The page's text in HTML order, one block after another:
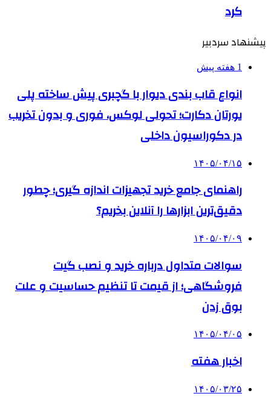
کرد
پیشنهاد سردبیر
1 هفته پیش
انواع قاب بندی دیوار با گچبری پیش ساخته پلی
یورتان دکارت؛ تحولی لوکس، فوری و بدون تخریب
در دکوراسیون داخلی
۱۴۰۵/۰۴/۱۵
راهنمای جامع خرید تجهیزات اندازه گیری؛ چطور
دقیق‌ترین ابزارها را آنلاین بخریم؟
۱۴۰۵/۰۴/۰۹
سوالات متداول درباره خرید و نصب گیت
فروشگاهی؛ از قیمت تا تنظیم حساسیت و علت
بوق زدن
۱۴۰۵/۰۴/۰۵
اخبار هفته
۱۴۰۵/۰۳/۲۵